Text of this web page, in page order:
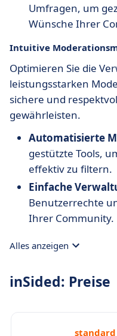
Umfragen, um
Wünsche Ihrer
Intuitive
Optimieren Sie die
leistungsstarken
sichere und
gewährleisten.
Automatisierte
gestützte Tools,
effektiv zu filtern.
Einfache
Benutzerrechte
Ihrer Community.
Alles anzeigen
inSided: Preise
standard